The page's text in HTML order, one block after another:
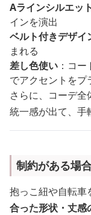
Aラインシルエット
インを演出
ベルト付きデザイ
まれる
差し色使い ：コ
でアクセントをプ
さらに、コーデ全
統一感が出て、手
制約がある場
抱っこ紐や自転車
合った形状・丈感